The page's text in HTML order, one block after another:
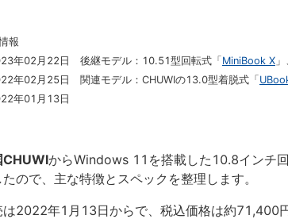
報
年02月22日 後継モデル：10.51型回転式「 MiniBook X
年02月25日 関連モデル：CHUWIの13.0型着脱式「
年01月13日
CHUWIからWindows 11を搭載した10.8インチ
たので、主な特徴とスペックを整理します。
は2022年1月13日からで、税込価格は約71,400円